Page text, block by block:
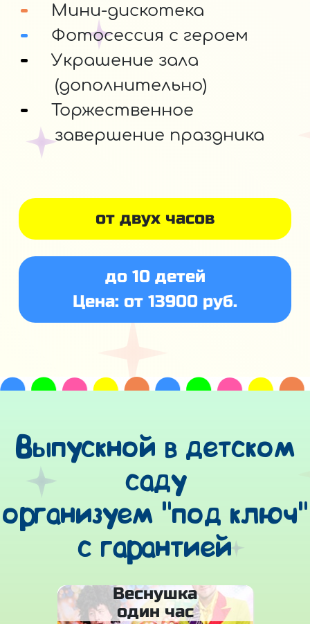
от двух часов
до 10 детей
Цена: от 13900 руб.
Мини-дискотека
Фотосессия с героем
Украшение зала
(дополнительно)
Торжественное
завершение праздника
Выпускной в детском
саду
организуем "под ключ"
с гарантией
Веснушка
один час